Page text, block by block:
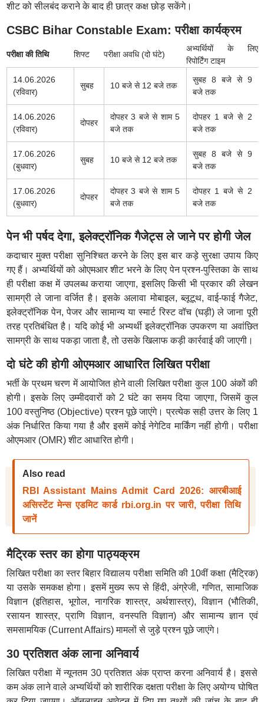
शीट को सीलबंद कराने के बाद ही छात्र कक्ष छोड़ सकेंगे।
CSBC Bihar Constable Exam: परीक्षा कार्यक्रम
परीक्षा की तिथि शिफ्ट परीक्षा अवधि (दो घंटे)
अभ्यर्थियों के लिए
रिपोर्टिंग टाइम
14.06.2026
(रविवार)
सुबह 10 बजे से 12 बजे तक
सुबह 8 बजे से 9
बजे तक
14.06.2026
(रविवार)
दोपहर
दोपहर 3 बजे से शाम 5
बजे तक
दोपहर 1 बजे से 2
बजे तक
17.06.2026
(बुधवार)
सुबह 10 बजे से 12 बजे तक
सुबह 8 बजे से 9
बजे तक
17.06.2026
(बुधवार)
दोपहर
दोपहर 3 बजे से शाम 5
बजे तक
दोपहर 1 बजे से 2
बजे तक
पेन भी पर्षद देगा, इलेक्ट्रॉनिक गैजेट्स ले जाने पर होगी जेल
कदाचार मुक्त परीक्षा सुनिश्चित करने के लिए इस बार कड़े सुरक्षा उपाय किए
गए हैं। अभ्यर्थियों को ओएमआर शीट भरने के लिए पेन प्रश्न-पुस्तिका के साथ
ही परीक्षा कक्ष में उपलब्ध कराया जाएगा, इसलिए किसी भी प्रकार की लेखन
सामग्री ले जाना वर्जित है। इसके अलावा मोबाइल, ब्लूटूथ, वाई-फाई गैजेट,
इलेक्ट्रॉनिक पेन, पेजर और सामान्य या स्मार्ट रिस्ट वॉच (घड़ी) ले जाना पूरी
तरह प्रतिबंधित है। यदि कोई भी अभ्यर्थी इलेक्ट्रॉनिक उपकरण या अवांछित
सामग्री के साथ पकड़ा जाता है, तो उसके खिलाफ कड़ी कार्रवाई की जाएगी।
दो घंटे की होगी ओएमआर आधारित लिखित परीक्षा
भर्ती के प्रथम चरण में आयोजित होने वाली लिखित परीक्षा कुल 100 अंकों की
होगी। इसके लिए उम्मीदवारों को 2 घंटे का समय दिया जाएगा, जिसमें कुल
100 वस्तुनिष्ठ (Objective) प्रश्न पूछे जाएंगे। प्रत्येक सही उत्तर के लिए 1
अंक निर्धारित किया गया है और इसमें कोई नेगेटिव मार्किंग नहीं होगी। परीक्षा
ओएमआर (OMR) शीट आधारित होगी।
Also read
RBI Assistant Mains Admit Card 2026: आरबीआई
असिस्टेंट मेन्स एडमिट कार्ड rbi.org.in पर जारी, परीक्षा तिथि
जानें
मैट्रिक स्तर का होगा पाठ्यक्रम
लिखित परीक्षा का स्तर बिहार विद्यालय परीक्षा समिति की 10वीं कक्षा (मैट्रिक)
या उसके समकक्ष होगा। इसमें मुख्य रूप से हिंदी, अंग्रेजी, गणित, सामाजिक
विज्ञान (इतिहास, भूगोल, नागरिक शास्त्र, अर्थशास्त्र), विज्ञान (भौतिकी,
रसायन शास्त्र, प्राणि विज्ञान, वनस्पति विज्ञान) और सामान्य ज्ञान एवं
समसामयिक (Current Affairs) मामलों से जुड़े प्रश्न पूछे जाएंगे।
30 प्रतिशत अंक लाना अनिवार्य
लिखित परीक्षा में न्यूनतम 30 प्रतिशत अंक प्राप्त करना अनिवार्य है। इससे
कम अंक लाने वाले अभ्यर्थियों को शारीरिक दक्षता परीक्षा के लिए अयोग्य घोषित